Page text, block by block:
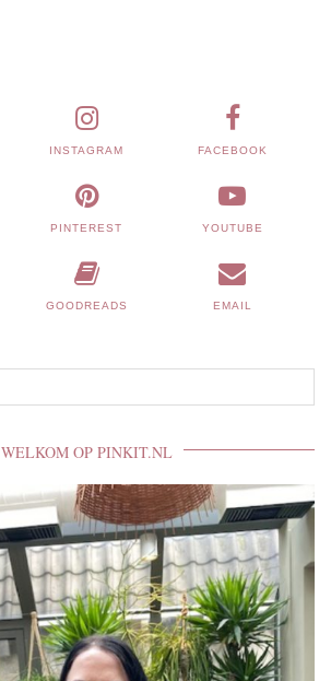
INSTAGRAM FACEBOOK
PINTEREST YOUTUBE
GOODREADS EMAIL
WELKOM OP PINKIT.NL